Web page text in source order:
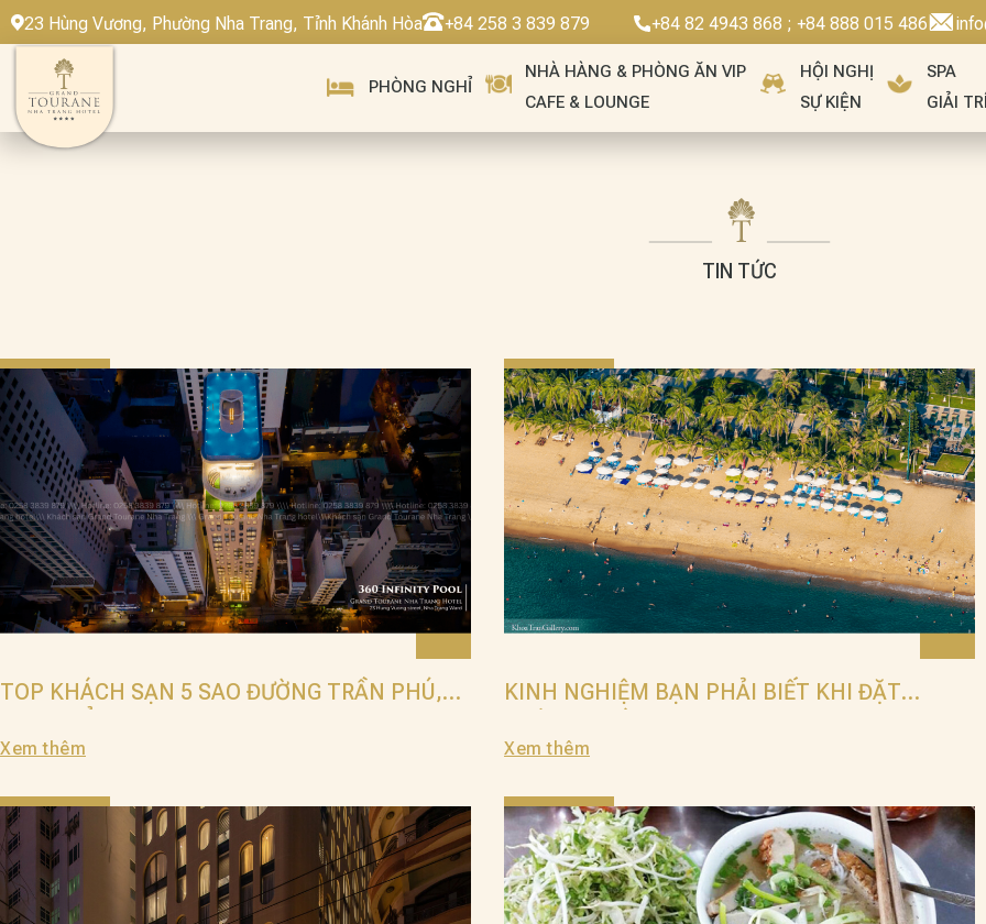
23 ​​Hùng Vương, Phường Nha Trang, Tỉnh Khánh Hòa +84 258 3 839 879 +84 82 4943 868 ; +84 888 015 486
PHÒNG NGHỈ
NHÀ HÀNG & PHÒNG ĂN VIP
CAFE & LOUNGE
HỘI NGHỊ
SỰ KIỆN
SPA
GIẢI TRÍ
TIN TỨC
TOP KHÁCH SẠN 5 SAO ĐƯỜNG TRẦN PHÚ,
Xem thêm
KINH NGHIỆM BẠN PHẢI BIẾT KHI ĐẶT
Xem thêm